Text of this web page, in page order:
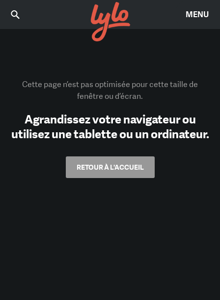
MENU
Cette page n’est pas optimisée pour cette taille de
fenêtre ou d’écran.
Agrandissez votre navigateur ou
utilisez une tablette ou un ordinateur.
RETOUR À L'ACCUEIL